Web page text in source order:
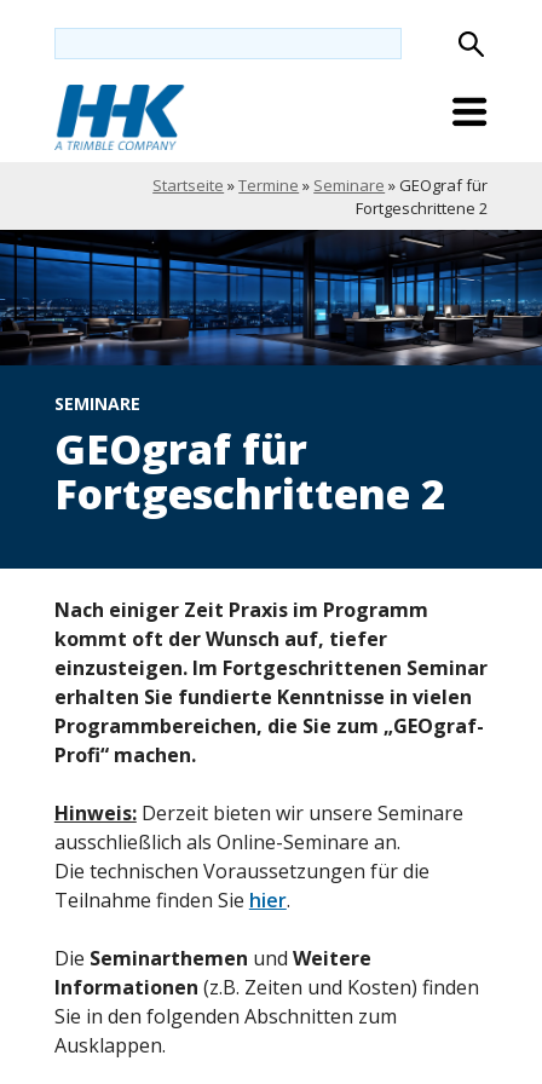
Startseite »Termine » Seminare » GEOgraf für
Fortgeschrittene 2
SEMINARE
GEOgraf für
Fortgeschrittene 2
Nach einiger Zeit Praxis im Programm
kommt oft der Wunsch auf, tiefer
einzusteigen. Im Fortgeschrittenen Seminar
erhalten Sie fundierte Kenntnisse in vielen
Programmbereichen, die Sie zum „GEOgraf-
Profi“ machen.
Hinweis:Derzeit bieten wir unsere Seminare
ausschließlich als Online-Seminare an.
Die technischen Voraussetzungen für die
Teilnahme finden Sie hier.
Die Seminarthemen und Weitere
Informationen (z.B. Zeiten und Kosten) finden
Sie in den folgenden Abschnitten zum
Ausklappen.